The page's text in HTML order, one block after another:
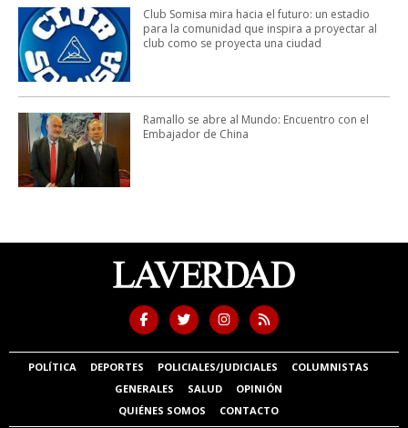
Club Somisa mira hacia el futuro: un estadio
para la comunidad que inspira a proyectar al
club como se proyecta una ciudad
Ramallo se abre al Mundo: Encuentro con el
Embajador de China
POLÍTICA DEPORTES POLICIALES/JUDICIALES
COLUMNISTAS
GENERALES
SALUD
OPINIÓN
QUIÉNES SOMOS
CONTACTO